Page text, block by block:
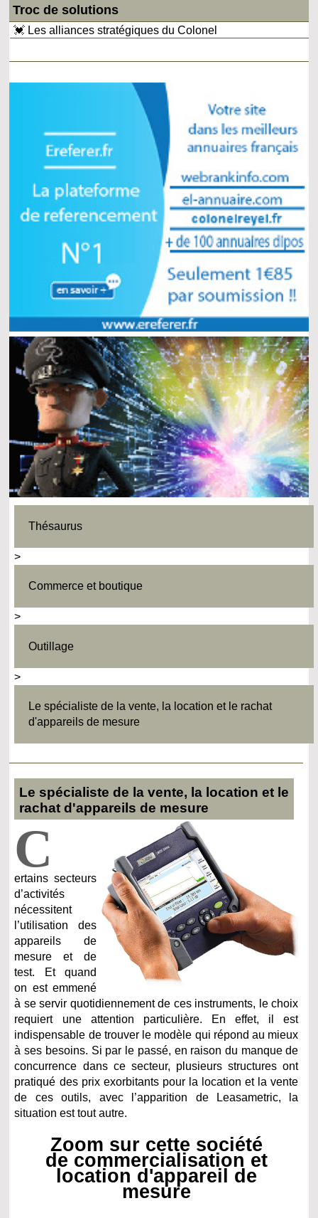
Troc de solutions
💓 Les alliances stratégiques du Colonel
Thésaurus
>
Commerce et boutique
>
Outillage
>
Le spécialiste de la vente, la location et le rachat
d'appareils de mesure
Le spécialiste de la vente, la location et le
rachat d'appareils de mesure
C
ertains secteurs
d’activités
nécessitent
l’utilisation des
appareils de
mesure et de
test. Et quand
on est emmené
à se servir quotidiennement de ces instruments, le choix
requiert une attention particulière. En effet, il est
indispensable de trouver le modèle qui répond au mieux
à ses besoins. Si par le passé, en raison du manque de
concurrence dans ce secteur, plusieurs structures ont
pratiqué des prix exorbitants pour la location et la vente
de ces outils, avec l’apparition de Leasametric, la
situation est tout autre.
Zoom sur cette société
de commercialisation et
location d'appareil de
mesure